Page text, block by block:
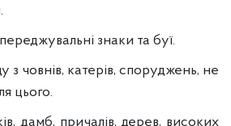
знаки та буї.
з човнів, катерів, споруджень, не
цього.
дамб, причалів, дерев, високих